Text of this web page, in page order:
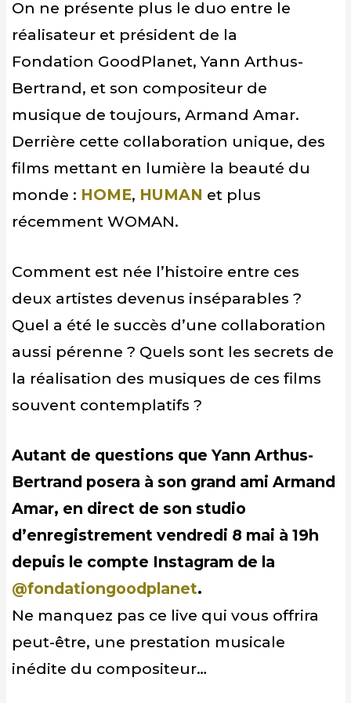
On ne présente plus le duo entre le
réalisateur et président de la
Fondation GoodPlanet, Yann Arthus-
Bertrand, et son compositeur de
musique de toujours, Armand Amar.
Derrière cette collaboration unique, des
films mettant en lumière la beauté du
monde : HOME, HUMAN et plus
récemment WOMAN.
Comment est née l’histoire entre ces
deux artistes devenus inséparables ?
Quel a été le succès d’une collaboration
aussi pérenne ? Quels sont les secrets de
la réalisation des musiques de ces films
souvent contemplatifs ?
Autant de questions que Yann Arthus-
Bertrand posera à son grand ami Armand
Amar, en direct de son studio
d’enregistrement vendredi 8 mai à 19h
depuis le compte Instagram de la
@fondationgoodplanet.
Ne manquez pas ce live qui vous offrira
peut-être, une prestation musicale
inédite du compositeur…